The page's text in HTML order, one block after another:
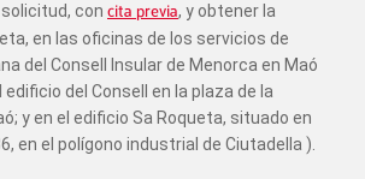
con cita previa, y obtener la
en las oficinas de los servicios de
del Consell Insular de Menorca en Maó
edificio del Consell en la plaza de la
y en el edificio Sa Roqueta, situado en
en el polígono industrial de Ciutadella ).